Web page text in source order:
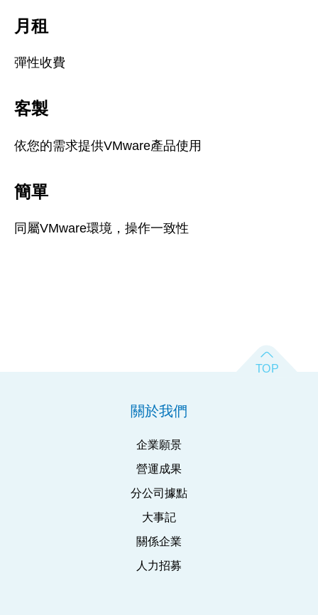
月租
彈性收費
客製
依您的需求提供VMware產品使用
簡單
同屬VMware環境，操作一致性
關於我們
企業願景
營運成果
分公司據點
大事記
關係企業
人力招募